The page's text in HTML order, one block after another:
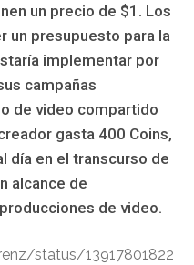
un precio de $1. Los
un presupuesto para la
implementar por
campañas
de video compartido
gasta 400 Coins,
día en el transcurso de
alcance de
de video.
status/13917801822